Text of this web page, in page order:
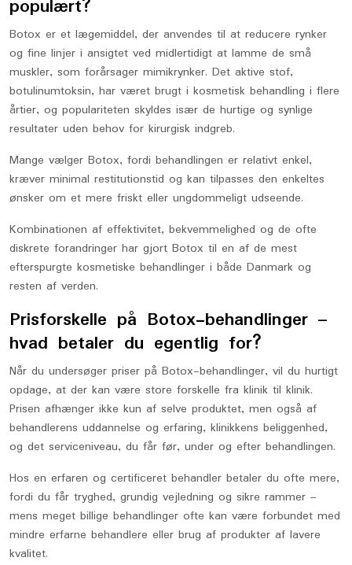
populært?
Botox er et lægemiddel, der anvendes til at reducere rynker
og fine linjer i ansigtet ved midlertidigt at lamme de små
muskler, som forårsager mimikrynker. Det aktive stof,
botulinumtoksin, har været brugt i kosmetisk behandling i flere
årtier, og populariteten skyldes især de hurtige og synlige
resultater uden behov for kirurgisk indgreb.
Mange vælger Botox, fordi behandlingen er relativt enkel,
kræver minimal restitutionstid og kan tilpasses den enkeltes
ønsker om et mere friskt eller ungdommeligt udseende.
Kombinationen af effektivitet, bekvemmelighed og de ofte
diskrete forandringer har gjort Botox til en af de mest
efterspurgte kosmetiske behandlinger i både Danmark og
resten af verden.
Prisforskelle på Botox-behandlinger –
hvad betaler du egentlig for?
Når du undersøger priser på Botox-behandlinger, vil du hurtigt
opdage, at der kan være store forskelle fra klinik til klinik.
Prisen afhænger ikke kun af selve produktet, men også af
behandlerens uddannelse og erfaring, klinikkens beliggenhed,
og det serviceniveau, du får før, under og efter behandlingen.
Hos en erfaren og certificeret behandler betaler du ofte mere,
fordi du får tryghed, grundig vejledning og sikre rammer –
mens meget billige behandlinger ofte kan være forbundet med
mindre erfarne behandlere eller brug af produkter af lavere
kvalitet.